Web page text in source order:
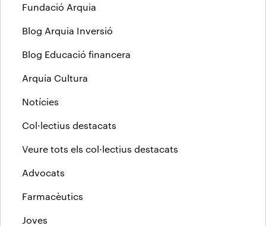
Fundació Arquia
Blog Arquia Inversió
Blog Educació financera
Arquia Cultura
Notícies
Col·lectius destacats
Veure tots els col·lectius destacats
Advocats
Farmacèutics
Joves